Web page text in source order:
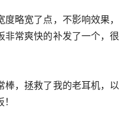
略宽了点，不影响效果，
非常爽快的补发了一个，很
棒，拯救了我的老耳机，以